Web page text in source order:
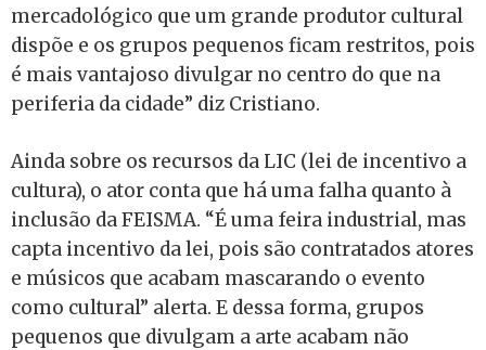
mercadológico que um grande produtor cultural
dispõe e os grupos pequenos ficam restritos, pois
é mais vantajoso divulgar no centro do que na
periferia da cidade” diz Cristiano.
Ainda sobre os recursos da LIC (lei de incentivo a
cultura), o ator conta que há uma falha quanto à
inclusão da FEISMA. “É uma feira industrial, mas
capta incentivo da lei, pois são contratados atores
e músicos que acabam mascarando o evento
como cultural” alerta. E dessa forma, grupos
pequenos que divulgam a arte acabam não